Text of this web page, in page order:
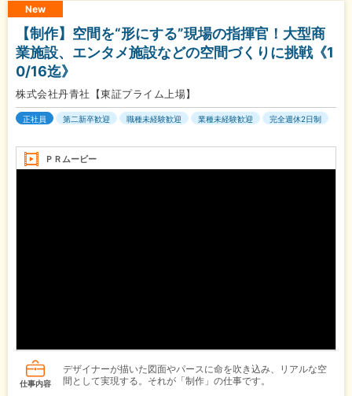
New
【制作】空間を“形にする”現場の指揮官！大型商
業施設、エンタメ施設などの空間づくりに挑戦《1
0/16迄》
株式会社丹青社【東証プライム上場】
正社員 第二新卒歓迎 職種未経験歓迎 業種未経験歓迎 完全週休2日制
ＰＲムービー
仕事内容
デザイナーが描いた図面やパースに命を吹き込み、リアルな空
間として実現する。それが「制作」の仕事です。